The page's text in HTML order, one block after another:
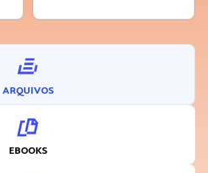
ARQUIVOS
EBOOKS